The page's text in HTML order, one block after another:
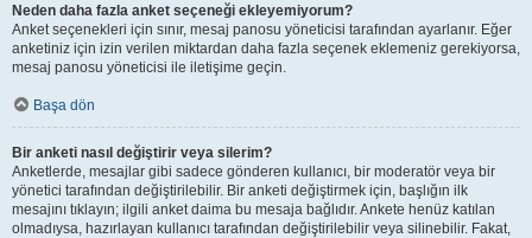
Neden daha fazla anket seçeneği ekleyemiyorum?
Anket seçenekleri için sınır, mesaj panosu yöneticisi tarafından ayarlanır. Eğer
anketiniz için izin verilen miktardan daha fazla seçenek eklemeniz gerekiyorsa,
mesaj panosu yöneticisi ile iletişime geçin.
Başa dön
Bir anketi nasıl değiştirir veya silerim?
Anketlerde, mesajlar gibi sadece gönderen kullanıcı, bir moderatör veya bir
yönetici tarafından değiştirilebilir. Bir anketi değiştirmek için, başlığın ilk
mesajını tıklayın; ilgili anket daima bu mesaja bağlıdır. Ankete henüz katılan
olmadıysa, hazırlayan kullanıcı tarafından değiştirilebilir veya silinebilir. Fakat,